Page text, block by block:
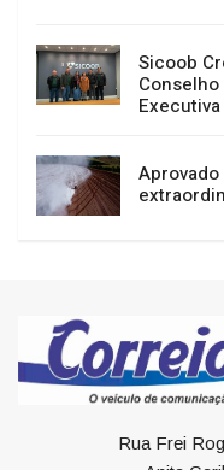
Sicoob
Executiva
Aprovado
Rua Frei